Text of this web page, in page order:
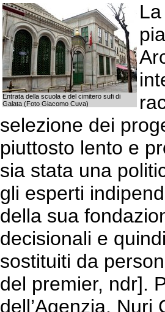
Entrata della scuola e del cimitero sufi di
Galata (Foto Giacomo Cuva)
selezione dei
piuttosto lento e
sia stata una
gli esperti
della sua
decisionali e
sostituiti da
del premier, ndr].
dell’Agenzia,